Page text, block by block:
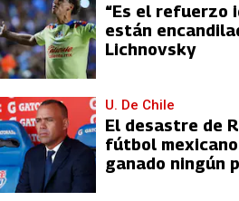
“Es el refuerzo
están
Lichnovsky
U. De Chile
El desastre de
fútbol
ganado ningún